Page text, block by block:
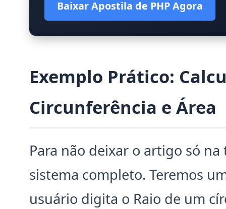
Baixar Apostila de PHP Agora
Exemplo Prático:
Circunferência e Área
Para não deixar o artigo só
sistema completo. Teremos
usuário digita o Raio de um